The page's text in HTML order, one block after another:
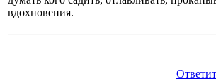
вдохновения.